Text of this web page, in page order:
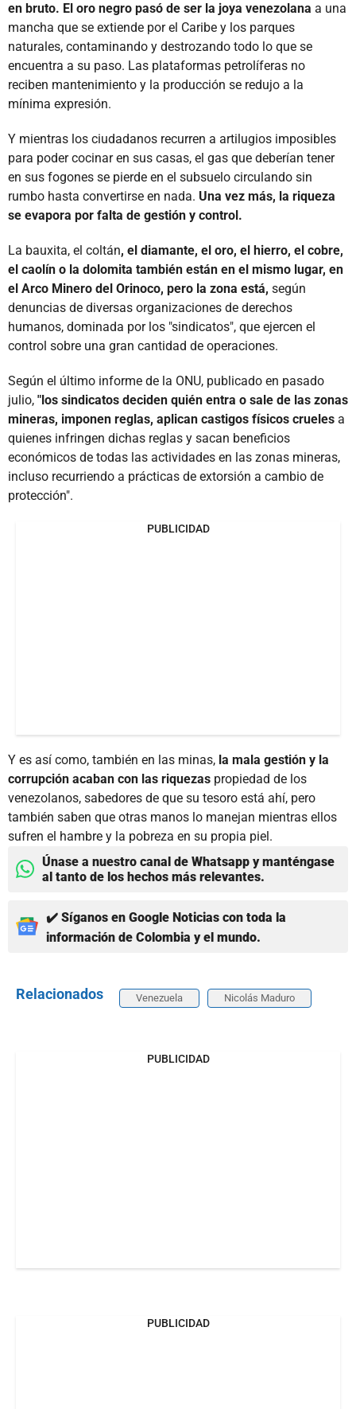
en bruto. El oro negro pasó de ser la joya venezolana a una
mancha que se extiende por el Caribe y los parques
naturales, contaminando y destrozando todo lo que se
encuentra a su paso. Las plataformas petrolíferas no
reciben mantenimiento y la producción se redujo a la
mínima expresión.
Y mientras los ciudadanos recurren a artilugios imposibles
para poder cocinar en sus casas, el gas que deberían tener
en sus fogones se pierde en el subsuelo circulando sin
rumbo hasta convertirse en nada. Una vez más, la riqueza
se evapora por falta de gestión y control.
La bauxita, el coltán, el diamante, el oro, el hierro, el cobre,
el caolín o la dolomita también están en el mismo lugar, en
el Arco Minero del Orinoco, pero la zona está, según
denuncias de diversas organizaciones de derechos
humanos, dominada por los "sindicatos", que ejercen el
control sobre una gran cantidad de operaciones.
Según el último informe de la ONU, publicado en pasado
julio, "los sindicatos deciden quién entra o sale de las zonas
mineras, imponen reglas, aplican castigos físicos crueles a
quienes infringen dichas reglas y sacan beneficios
económicos de todas las actividades en las zonas mineras,
incluso recurriendo a prácticas de extorsión a cambio de
protección".
PUBLICIDAD
Y es así como, también en las minas, la mala gestión y la
corrupción acaban con las riquezas propiedad de los
venezolanos, sabedores de que su tesoro está ahí, pero
también saben que otras manos lo manejan mientras ellos
sufren el hambre y la pobreza en su propia piel.
Únase a nuestro canal de Whatsapp y manténgase
al tanto de los hechos más relevantes.
✔️ Síganos en Google Noticias con toda la
información de Colombia y el mundo.
Relacionados Venezuela Nicolás Maduro
PUBLICIDAD
PUBLICIDAD